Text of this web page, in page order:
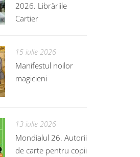
2026. Librăriile
Cartier
15 iulie 2026
Manifestul noilor
magicieni
13 iulie 2026
Mondialul 26. Autorii
de carte pentru copii